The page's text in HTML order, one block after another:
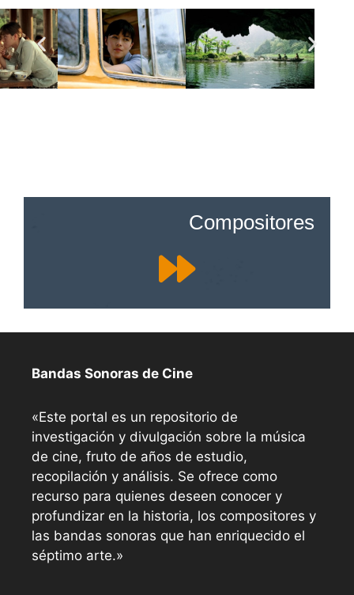
Compositores
Bandas Sonoras de Cine
«Este portal es un repositorio de
investigación y divulgación sobre la música
de cine, fruto de años de estudio,
recopilación y análisis. Se ofrece como
recurso para quienes deseen conocer y
profundizar en la historia, los compositores y
las bandas sonoras que han enriquecido el
séptimo arte.»